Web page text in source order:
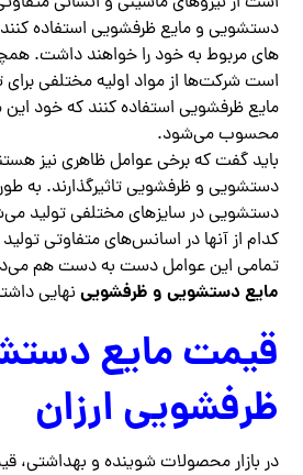
دستشویی و مایع ظرفشویی استفاده کنند
های مربوط به خود را خواهند داشت.
است شرکت‌ها از مواد اولیه مختلفی
مایع ظرفشویی استفاده کنند که خود
محسوب می‌شود.
باید گفت که برخی عوامل ظاهری نیز
دستشویی و ظرفشویی تاثیرگذارند. به
دستشویی در سایزهای مختلفی تولید
کدام از آنها در اسانس‌های متفاوتی
تمامی این عوامل دست به دست هم
مایع دستشویی و ظرفشویی نهایی
قیمت مایع
ظرفشویی ارزان
در بازار محصولات شوینده و بهداشتی،